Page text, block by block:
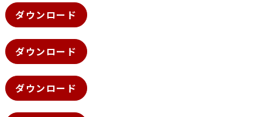
ダウンロード
ダウンロード
ダウンロード